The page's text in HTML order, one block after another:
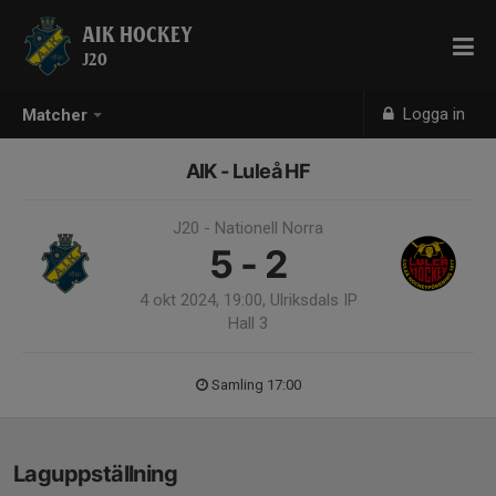
Matcher Logga in
AIK HOCKEY
J20
AIK - Luleå HF
J20 - Nationell Norra
5 - 2
4 okt 2024, 19:00, Ulriksdals IP
Hall 3
Samling 17:00
Laguppställning